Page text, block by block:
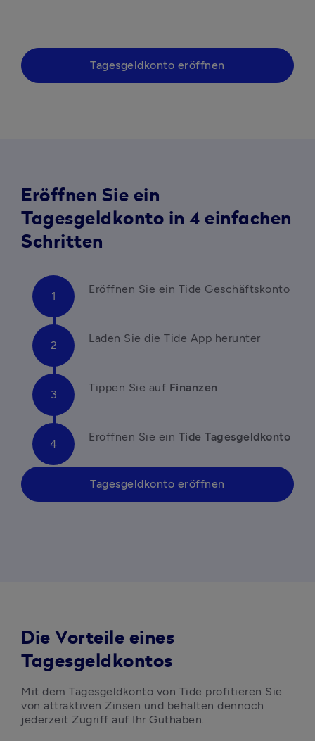
Tagesgeldkonto eröffnen
Eröffnen Sie ein
Tagesgeldkonto in 4 einfachen
Schritten
Eröffnen Sie ein Tide Geschäftskonto
Laden Sie die Tide App herunter
Tippen Sie auf Finanzen
Eröffnen Sie ein Tide Tagesgeldkonto
Tagesgeldkonto eröffnen
Die Vorteile eines
Tagesgeldkontos
Mit dem Tagesgeldkonto von Tide profitieren Sie
von attraktiven Zinsen und behalten dennoch
jederzeit Zugriff auf Ihr Guthaben.